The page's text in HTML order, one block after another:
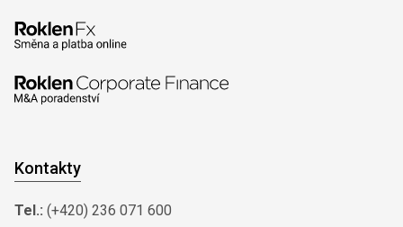
Kontakty
Tel.: (+420) 236 071 600